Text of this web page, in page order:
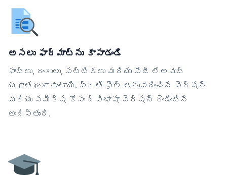
అసలు ఫార్మాట్‌ను కాపాడండి
ఫాంట్లు, రంగులు, పట్టికలు మరియు పేజీ లేఅవుట్
యథాతథంగా ఉంటాయి. ప్రతి ఫైల్ అనువదించిన వెర్షన్
మరియు సమీక్ష కోసం ద్విభాషా వెర్షన్ రెండింటినీ
అందిస్తుంది.